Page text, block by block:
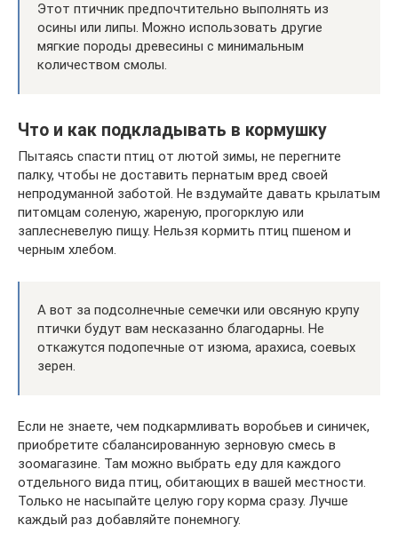
Этот птичник предпочтительно выполнять из
осины или липы. Можно использовать другие
мягкие породы древесины с минимальным
количеством смолы.
Что и как подкладывать в кормушку
Пытаясь спасти птиц от лютой зимы, не перегните
палку, чтобы не доставить пернатым вред своей
непродуманной заботой. Не вздумайте давать крылатым
питомцам соленую, жареную, прогорклую или
заплесневелую пищу. Нельзя кормить птиц пшеном и
черным хлебом.
А вот за подсолнечные семечки или овсяную крупу
птички будут вам несказанно благодарны. Не
откажутся подопечные от изюма, арахиса, соевых
зерен.
Если не знаете, чем подкармливать воробьев и синичек,
приобретите сбалансированную зерновую смесь в
зоомагазине. Там можно выбрать еду для каждого
отдельного вида птиц, обитающих в вашей местности.
Только не насыпайте целую гору корма сразу. Лучше
каждый раз добавляйте понемногу.